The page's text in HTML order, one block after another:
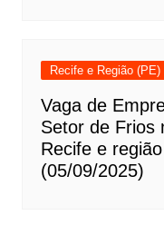
Recife e Região (PE)
Vaga de
Setor de Frios
Recife e
(05/09/2025)